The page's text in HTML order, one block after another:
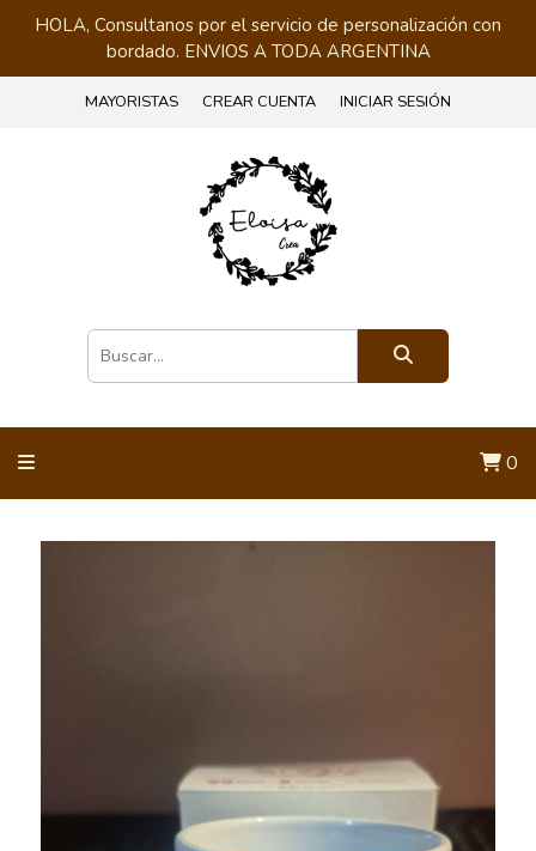
HOLA, Consultanos por el servicio de personalización con
bordado. ENVIOS A TODA ARGENTINA
MAYORISTAS CREAR CUENTA INICIAR SESIÓN
0